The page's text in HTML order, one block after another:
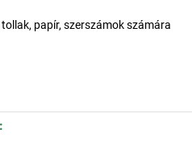
papír, szerszámok számára